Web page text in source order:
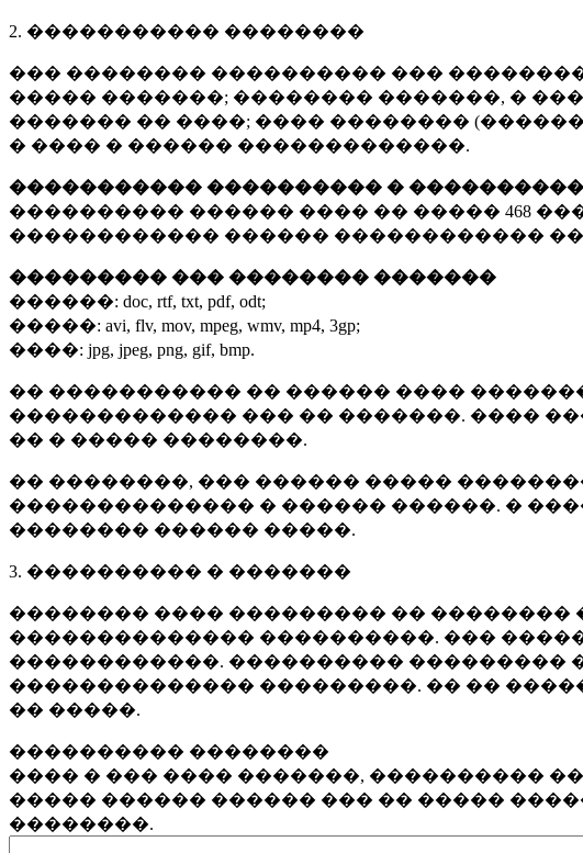
2. ����������� ��������
��� �������� ���������� ���
����� �������; �������� �������, �
������� �� ����; ���� ��������
� ���� � ������ �������������.
����������� ���������� �
���������� ������ ���� �� ����� 468
������������ ������ ������������
��������� ��� �������� �������
������: doc, rtf, txt, pdf, odt;
�����: avi, flv, mov, mpeg, wmv, mp4, 3gp;
����: jpg, jpeg, png, gif, bmp.
�� ����������� �� ������ ����
������������� ��� �� �������. ����
�� � ����� ��������.
�� ��������, ��� ������ �����
�������������� � ������ ������. �
�������� ������ �����.
3. ���������� � �������
�������� ���� ��������� �� ��������
�������������� ����������. ���
������������. ���������� ���������
�������������� ���������. �� ��
�� �����.
���������� ��������
���� � ��� ���� �������, ����������
����� ������ ������ ��� �� �����
��������.